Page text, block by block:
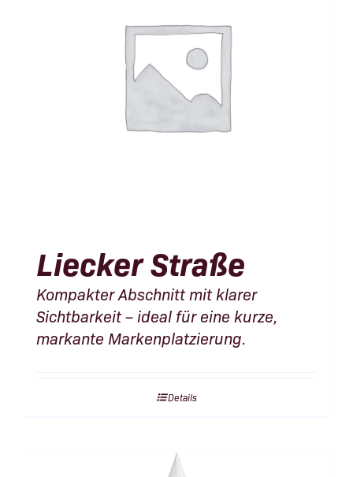
Liecker Straße
Kompakter Abschnitt mit klarer
Sichtbarkeit – ideal für eine kurze,
markante Markenplatzierung.
Details